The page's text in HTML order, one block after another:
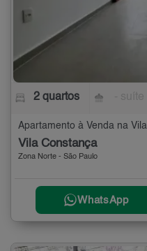
2 quartos
Apartamento à Venda na
Vila Constança
Zona Norte - São Paulo
WhatsApp